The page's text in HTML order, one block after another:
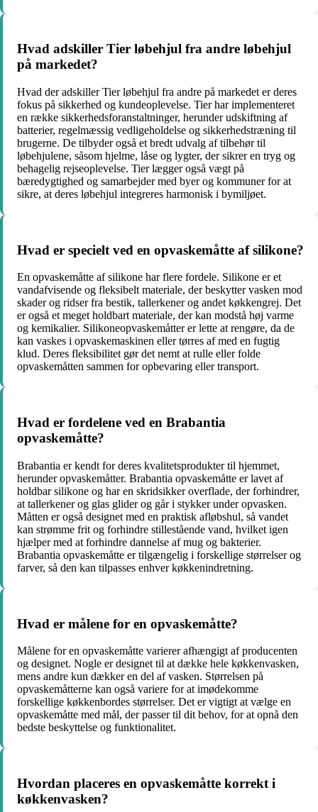
Hvad adskiller Tier løbehjul fra andre løbehjul
på markedet?
Hvad der adskiller Tier løbehjul fra andre på markedet er deres
fokus på sikkerhed og kundeoplevelse. Tier har implementeret
en række sikkerhedsforanstaltninger, herunder udskiftning af
batterier, regelmæssig vedligeholdelse og sikkerhedstræning til
brugerne. De tilbyder også et bredt udvalg af tilbehør til
løbehjulene, såsom hjelme, låse og lygter, der sikrer en tryg og
behagelig rejseoplevelse. Tier lægger også vægt på
bæredygtighed og samarbejder med byer og kommuner for at
sikre, at deres løbehjul integreres harmonisk i bymiljøet.
Hvad er specielt ved en opvaskemåtte af silikone?
En opvaskemåtte af silikone har flere fordele. Silikone er et
vandafvisende og fleksibelt materiale, der beskytter vasken mod
skader og ridser fra bestik, tallerkener og andet køkkengrej. Det
er også et meget holdbart materiale, der kan modstå høj varme
og kemikalier. Silikoneopvaskemåtter er lette at rengøre, da de
kan vaskes i opvaskemaskinen eller tørres af med en fugtig
klud. Deres fleksibilitet gør det nemt at rulle eller folde
opvaskemåtten sammen for opbevaring eller transport.
Hvad er fordelene ved en Brabantia
opvaskemåtte?
Brabantia er kendt for deres kvalitetsprodukter til hjemmet,
herunder opvaskemåtter. Brabantia opvaskemåtte er lavet af
holdbar silikone og har en skridsikker overflade, der forhindrer,
at tallerkener og glas glider og går i stykker under opvasken.
Måtten er også designet med en praktisk afløbshul, så vandet
kan strømme frit og forhindre stillestående vand, hvilket igen
hjælper med at forhindre dannelse af mug og bakterier.
Brabantia opvaskemåtte er tilgængelig i forskellige størrelser og
farver, så den kan tilpasses enhver køkkenindretning.
Hvad er målene for en opvaskemåtte?
Målene for en opvaskemåtte varierer afhængigt af producenten
og designet. Nogle er designet til at dække hele køkkenvasken,
mens andre kun dækker en del af vasken. Størrelsen på
opvaskemåtterne kan også variere for at imødekomme
forskellige køkkenbordes størrelser. Det er vigtigt at vælge en
opvaskemåtte med mål, der passer til dit behov, for at opnå den
bedste beskyttelse og funktionalitet.
Hvordan placeres en opvaskemåtte korrekt i
køkkenvasken?